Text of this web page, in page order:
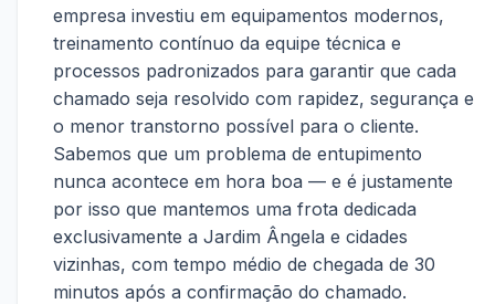
empresa investiu em equipamentos modernos,
treinamento contínuo da equipe técnica e
processos padronizados para garantir que cada
chamado seja resolvido com rapidez, segurança e
o menor transtorno possível para o cliente.
Sabemos que um problema de entupimento
nunca acontece em hora boa — e é justamente
por isso que mantemos uma frota dedicada
exclusivamente a Jardim Ângela e cidades
vizinhas, com tempo médio de chegada de 30
minutos após a confirmação do chamado.